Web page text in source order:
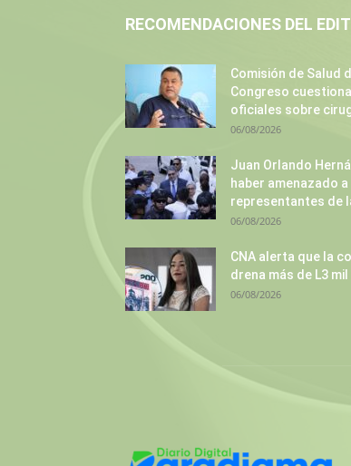
RECOMENDACIONES DEL
Comisión de Salud
Congreso
oficiales sobre
06/08/2026
Juan Orlando
haber amenazado a
representantes de
06/08/2026
CNA alerta que la
drena más de L3
06/08/2026